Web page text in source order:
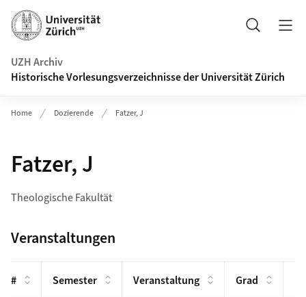
Navigation auf uzh.ch
Suche
UZH Archiv
Historische Vorlesungsverzeichnisse der Universität Zürich
Home Dozierende Fatzer, J
Fatzer, J
Theologische Fakultät
Veranstaltungen
# Semester Veranstaltung Grad